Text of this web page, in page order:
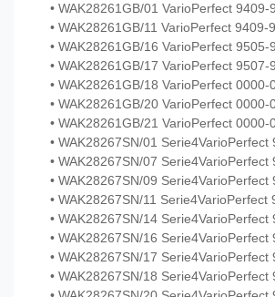
• WAK28261GB/01 VarioPerfect 9409-
• WAK28261GB/11 VarioPerfect 9409-
• WAK28261GB/16 VarioPerfect 9505-
• WAK28261GB/17 VarioPerfect 9507-
• WAK28261GB/18 VarioPerfect 0000-
• WAK28261GB/20 VarioPerfect 0000-
• WAK28261GB/21 VarioPerfect 0000-
• WAK28267SN/01 Serie4VarioPerfect
• WAK28267SN/07 Serie4VarioPerfect
• WAK28267SN/09 Serie4VarioPerfect
• WAK28267SN/11 Serie4VarioPerfect
• WAK28267SN/14 Serie4VarioPerfect
• WAK28267SN/16 Serie4VarioPerfect
• WAK28267SN/17 Serie4VarioPerfect
• WAK28267SN/18 Serie4VarioPerfect